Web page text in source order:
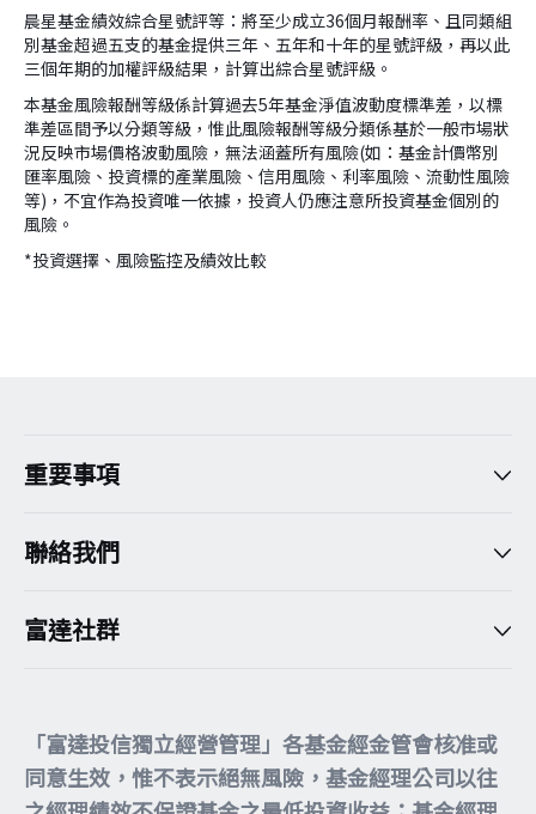
晨星基金績效綜合星號評等：將至少成立36個月報酬率、且同類組
別基金超過五支的基金提供三年、五年和十年的星號評級，再以此
三個年期的加權評級結果，計算出綜合星號評級。
本基金風險報酬等級係計算過去5年基金淨值波動度標準差，以標
準差區間予以分類等級，惟此風險報酬等級分類係基於一般市場狀
況反映市場價格波動風險，無法涵蓋所有風險(如：基金計價幣別
匯率風險、投資標的產業風險、信用風險、利率風險、流動性風險
等)，不宜作為投資唯一依據，投資人仍應注意所投資基金個別的
風險。
*投資選擇、風險監控及績效比較
重要事項
聯絡我們
富達社群
「富達投信獨立經營管理」各基金經金管會核准或
同意生效，惟不表示絕無風險，基金經理公司以往